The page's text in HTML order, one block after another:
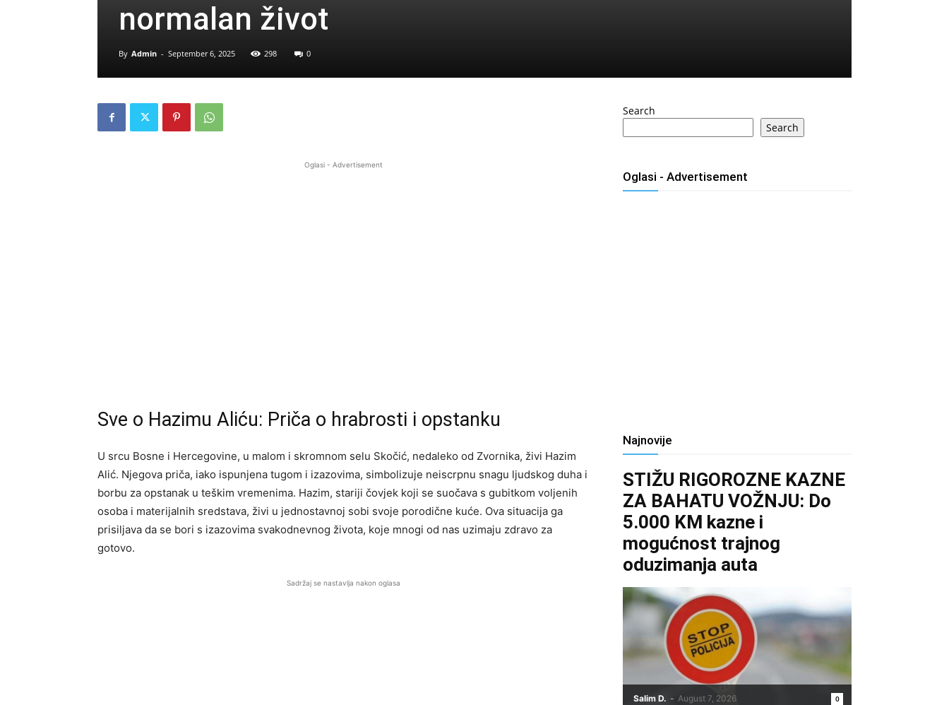
normalan život
By Admin - September 6, 2025 298 0
Oglasi - Advertisement
Sve o Hazimu Aliću: Priča o hrabrosti i opstanku
U srcu Bosne i Hercegovine, u malom i skromnom selu Skočić, nedaleko od Zvornika, živi Hazim
Alić. Njegova priča, iako ispunjena tugom i izazovima, simbolizuje neiscrpnu snagu ljudskog duha i
borbu za opstanak u teškim vremenima. Hazim, stariji čovjek koji se suočava s gubitkom voljenih
osoba i materijalnih sredstava, živi u jednostavnoj sobi svoje porodične kuće. Ova situacija ga
prisiljava da se bori s izazovima svakodnevnog života, koje mnogi od nas uzimaju zdravo za
gotovo.
Sadržaj se nastavlja nakon oglasa
Search
Search
Oglasi - Advertisement
Najnovije
STIŽU RIGOROZNE KAZNE
ZA BAHATU VOŽNJU: Do
5.000 KM kazne i
mogućnost trajnog
oduzimanja auta
Salim D. - August 7, 2026 0